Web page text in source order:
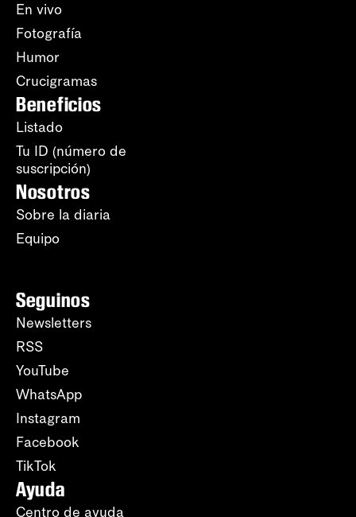
En vivo
Fotografía
Humor
Crucigramas
Beneficios
Listado
Tu ID (número de
suscripción)
Nosotros
Sobre la diaria
Equipo
Seguinos
Newsletters
RSS
YouTube
WhatsApp
Instagram
Facebook
TikTok
Ayuda
Centro de ayuda